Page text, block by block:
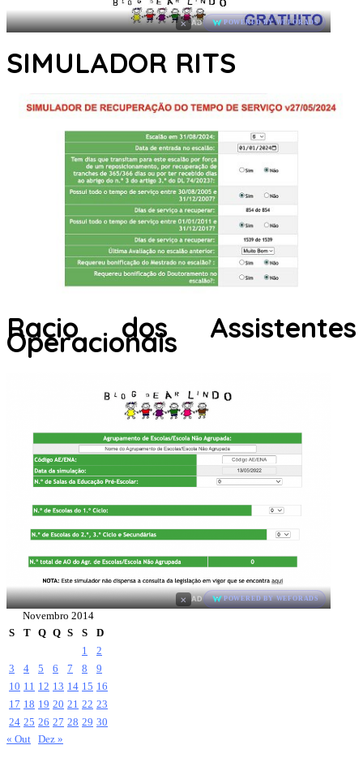
× AD POWERED BY WEFORADS
SIMULADOR RITS
Racio dos Assistentes
Operacionais
× AD POWERED BY WEFORADS
Novembro 2014
S
T Q Q S S
D
1
2
3
4 5 6 7 8
9
10 11 12 13 14 15 16
17 18 19 20 21 22 23
24 25 26 27 28 29 30
« Out Dez »